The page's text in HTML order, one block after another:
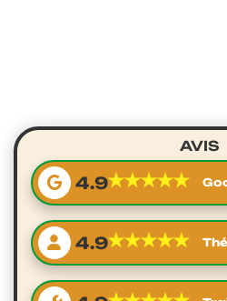
AVIS
4.9★★★★★
★★★★★
4.9★★★★★
★★★★★